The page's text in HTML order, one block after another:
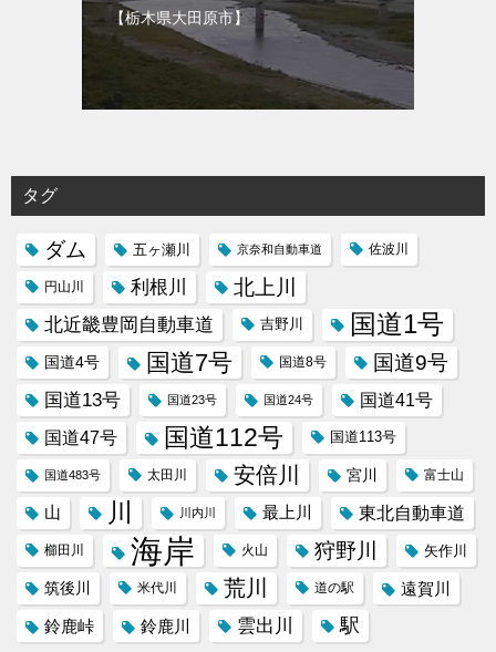
【栃木県大田原市】
タグ
ダム 五ヶ瀬川 京奈和自動車道 佐波川
円山川 利根川 北上川
北近畿豊岡自動車道 吉野川 国道1号
国道4号 国道7号 国道8号 国道9号
国道13号 国道23号 国道24号 国道41号
国道47号 国道112号 国道113号
国道483号 太田川 安倍川 宮川 富士山
山 川 川内川 最上川 東北自動車道
櫛田川 海岸 火山 狩野川 矢作川
筑後川 米代川 荒川 道の駅
遠賀川
鈴鹿峠
鈴鹿川 雲出川 駅